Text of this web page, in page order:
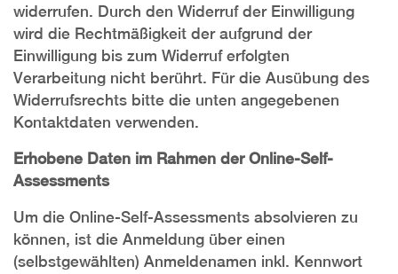
widerrufen. Durch den Widerruf der Einwilligung
wird die Rechtmäßigkeit der aufgrund der
Einwilligung bis zum Widerruf erfolgten
Verarbeitung nicht berührt. Für die Ausübung des
Widerrufsrechts bitte die unten angegebenen
Kontaktdaten verwenden.
Erhobene Daten im Rahmen der Online-Self-
Assessments
Um die Online-Self-Assessments absolvieren zu
können, ist die Anmeldung über einen
(selbstgewählten) Anmeldenamen inkl. Kennwort